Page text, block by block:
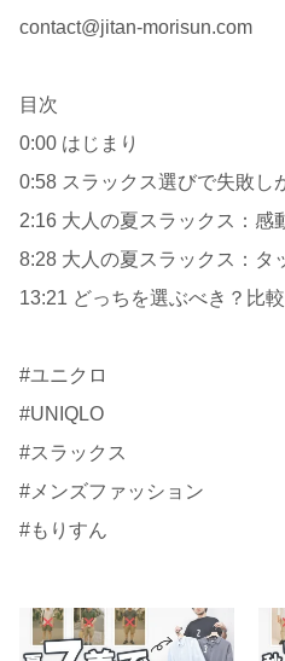
contact@jitan-morisun.com
目次
0:00 はじまり
0:58 スラックス選びで失敗し
2:16 大人の夏スラックス：感
8:28 大人の夏スラックス：タ
13:21 どっちを選ぶべき？比
#ユニクロ
#UNIQLO
#スラックス
#メンズファッション
#もりすん